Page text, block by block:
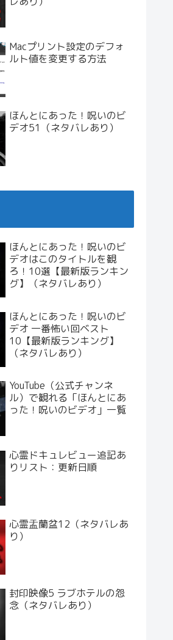
Macプリント設定のデフォ
ルト値を変更する方法
ほんとにあった！呪いのビ
デオ51（ネタバレあり）
ほんとにあった！呪いのビ
デオはこのタイトルを観
ろ！10選【最新版ランキン
グ】（ネタバレあり）
ほんとにあった！呪いのビ
デオ 一番怖い回ベスト
10【最新版ランキング】
（ネタバレあり）
YouTube（公式チャンネ
ル）で観れる「ほんとにあ
った！呪いのビデオ」一覧
心霊ドキュレビュー追記あ
りリスト：更新日順
心霊盂蘭盆12（ネタバレあ
り）
封印映像5 ラブホテルの怨
念（ネタバレあり）